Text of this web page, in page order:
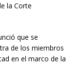
la Corte
que se
de los miembros
en el marco de la